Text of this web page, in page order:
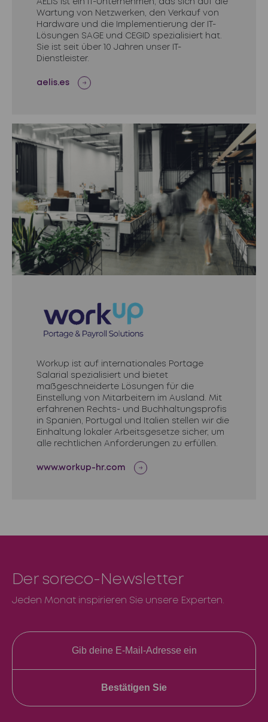
AELIS ist ein IT-Unternehmen, das sich auf die
Wartung von Netzwerken, den Verkauf von
Hardware und die Implementierung der IT-
Lösungen SAGE und CEGID spezialisiert hat.
Sie ist seit über 10 Jahren unser IT-
Dienstleister.
aelis.es
Workup ist auf internationales Portage
Salarial spezialisiert und bietet
maßgeschneiderte Lösungen für die
Einstellung von Mitarbeitern im Ausland. Mit
erfahrenen Rechts- und Buchhaltungsprofis
in Spanien, Portugal und Italien stellen wir die
Einhaltung lokaler Arbeitsgesetze sicher, um
alle rechtlichen Anforderungen zu erfüllen.
www.workup-hr.com
Der soreco-Newsletter
Jeden Monat inspirieren Sie unsere Experten.
Bestätigen Sie